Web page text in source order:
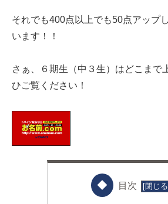
それでも400点以上でも50点アップ
います！！
さぁ、６期生（中３生）はどこまで
ひご覧ください！
目次